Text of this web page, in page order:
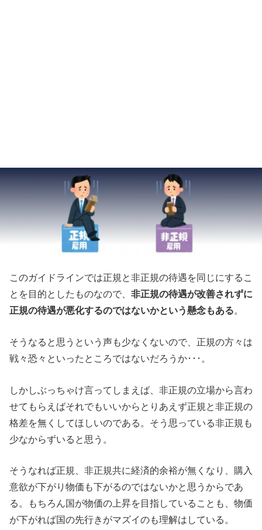
このガイドラインでは正規と非正規の待遇を同じにするこ
とを目的としたものなので、 非正規の待遇が改善されずに
正規の待遇が悪化するのではないかという懸念もある。
そうなると思うという声も少なくないので、正規の方々は
戦々恐々といったところではないだろうか･･･。
しかしぶっちゃけ言ってしまえば、非正規の立場から言わ
せてもらえばそれでもいいからとりあえず正規と非正規の
格差を無くしてほしいのである。そう思っている非正規も
少なからずいると思う。
そうなれば正規、非正規共に経済的余裕が無くなり、購入
意欲が下がり物価も下がるのではないかと思うからであ
る。もちろん国が物価の上昇を目指していることも、物価
が下がれば国の先行きがマズイのも理解はしている。